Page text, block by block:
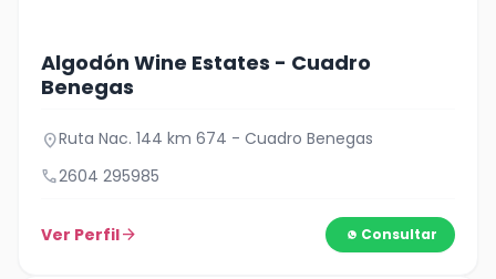
Algodón Wine Estates - Cuadro
Benegas
location_onRuta Nac. 144 km 674 - Cuadro Benegas
call2604 295985
Ver Perfilarrow_forward Consultar